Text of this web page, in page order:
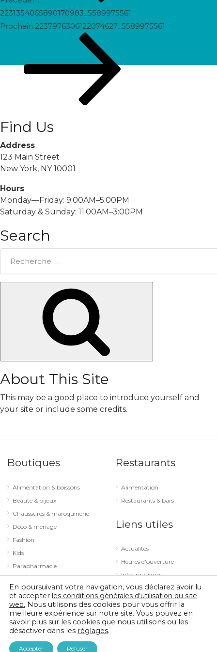
2231354065890170983_5589975561
Prochain
Prochain 2237976306122074627_5589975561
Find Us
Address
123 Main Street
New York, NY 10001
Hours
Monday—Friday: 9:00AM–5:00PM
Saturday & Sunday: 11:00AM–3:00PM
Search
About This Site
This may be a good place to introduce yourself and
your site or include some credits.
Boutiques
Alimentation & boissons
Beauté & bijoux
Chaussures & maroquinerie
Déco & ménage
Fashion
Kids
Parapharmacie
Sport & loisirs
Technologie & optique
Restaurants
Alimentation
Restaurants & bars
Liens utiles
Actualités
Heures d'ouverture
Infos pratiques
© 2026 City Concorde |Mentions légales
En poursuivant votre navigation, vous déclarez avoir lu
et accepter les conditions générales d’utilisation du site
web. Nous utilisons des cookies pour vous offrir la
meilleure expérience sur notre site. Vous pouvez en
savoir plus sur les cookies que nous utilisons ou les
désactiver dans les réglages.
Accepter Refuser